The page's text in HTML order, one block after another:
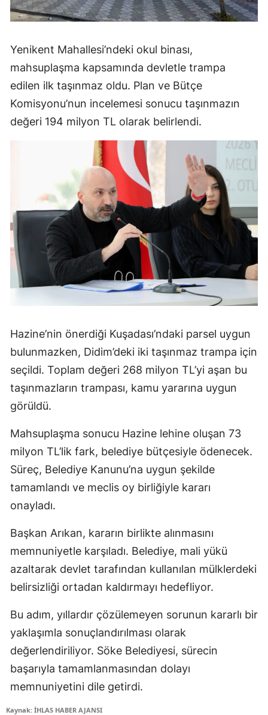
Yenikent Mahallesi’ndeki okul binası,
mahsuplaşma kapsamında devletle trampa
edilen ilk taşınmaz oldu. Plan ve Bütçe
Komisyonu’nun incelemesi sonucu taşınmazın
değeri 194 milyon TL olarak belirlendi.
Hazine’nin önerdiği Kuşadası’ndaki parsel uygun
bulunmazken, Didim’deki iki taşınmaz trampa için
seçildi. Toplam değeri 268 milyon TL’yi aşan bu
taşınmazların trampası, kamu yararına uygun
görüldü.
Mahsuplaşma sonucu Hazine lehine oluşan 73
milyon TL’lik fark, belediye bütçesiyle ödenecek.
Süreç, Belediye Kanunu’na uygun şekilde
tamamlandı ve meclis oy birliğiyle kararı
onayladı.
Başkan Arıkan, kararın birlikte alınmasını
memnuniyetle karşıladı. Belediye, mali yükü
azaltarak devlet tarafından kullanılan mülklerdeki
belirsizliği ortadan kaldırmayı hedefliyor.
Bu adım, yıllardır çözülemeyen sorunun kararlı bir
yaklaşımla sonuçlandırılması olarak
değerlendiriliyor. Söke Belediyesi, sürecin
başarıyla tamamlanmasından dolayı
memnuniyetini dile getirdi.
Kaynak: İHLAS HABER AJANSI